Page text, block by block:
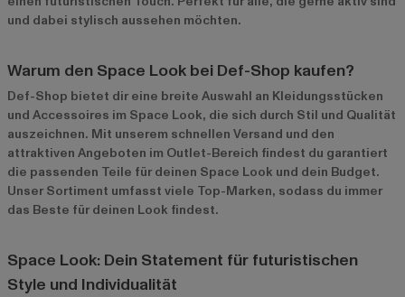
und dabei stylisch aussehen möchten.
Warum den Space Look bei Def-Shop kaufen?
Def-Shop bietet dir eine breite Auswahl an Kleidungsstücken
und Accessoires im Space Look, die sich durch Stil und Qualität
auszeichnen. Mit unserem schnellen Versand und den
attraktiven Angeboten im Outlet-Bereich findest du garantiert
die passenden Teile für deinen Space Look und dein Budget.
Unser Sortiment umfasst viele Top-Marken, sodass du immer
das Beste für deinen Look findest.
Space Look: Dein Statement für futuristischen
Style und Individualität